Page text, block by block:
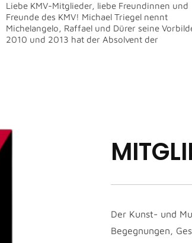
Liebe KMV-Mitglieder, liebe Freundinnen und
Freunde des KMV! Michael Triegel nennt
Michelangelo, Raffael und Dürer seine
2010 und 2013 hat der Absolvent der
Der Kunst- und
Begegnungen,